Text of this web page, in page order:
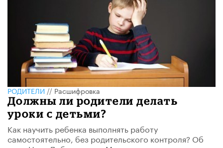
РОДИТЕЛИ//Расшифровка
Должны ли родители делать
уроки с детьми?
Как научить ребенка выполнять работу
самостоятельно, без родительского контроля? Об